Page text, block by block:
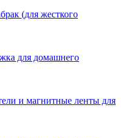
(для жесткого
для домашнего
и магнитные ленты для